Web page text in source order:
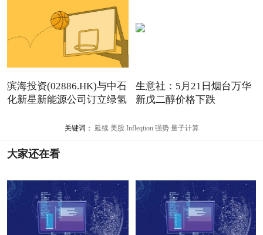
滨海投资(02886.HK)与中石
化新星新能源公司订立绿氢
生意社：5月21日烟台万华
新戊二醇价格下跌
关键词： 延续 美股 Infleqtion 强势 量子计算
大家还在看